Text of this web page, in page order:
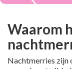
Waarom
Nachtmerries zijn